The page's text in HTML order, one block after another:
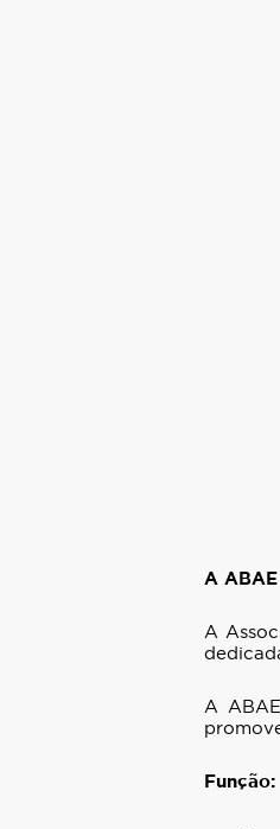
A
A
A
Função: